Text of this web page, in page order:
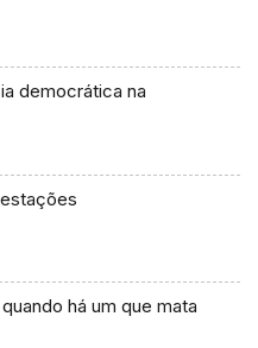
democrática na
há um que mata